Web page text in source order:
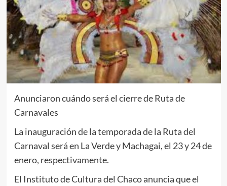
Anunciaron cuándo será el cierre de Ruta de
Carnavales
La inauguración de la temporada de la Ruta del
Carnaval será en La Verde y Machagai, el 23 y 24 de
enero, respectivamente.
El Instituto de Cultura del Chaco anuncia que el